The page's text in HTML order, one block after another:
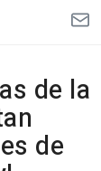
de la
de